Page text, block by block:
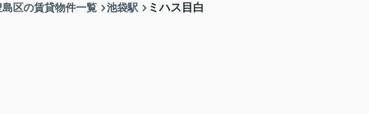
島区の賃貸物件一覧 池袋駅 ミハス目白